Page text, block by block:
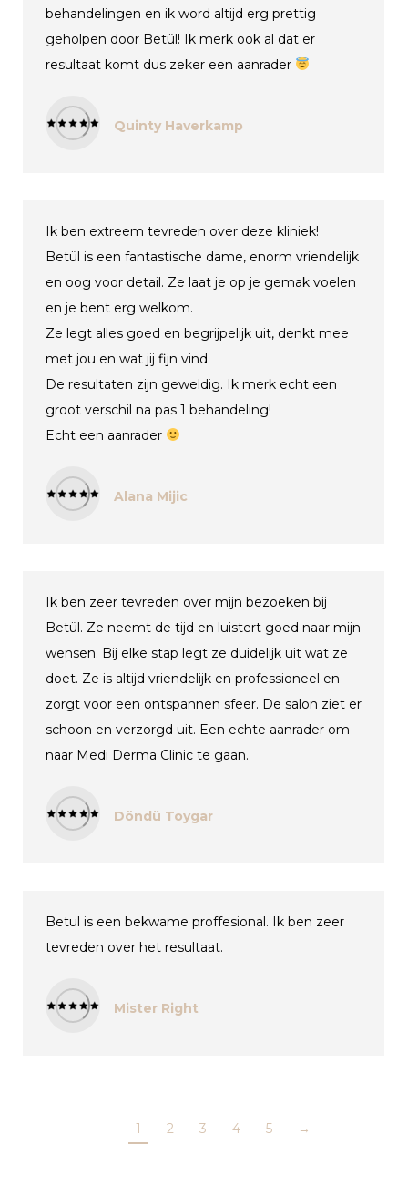
behandelingen en ik word altijd erg prettig
geholpen door Betül! Ik merk ook al dat er
resultaat komt dus zeker een aanrader
Quinty Haverkamp
Ik ben extreem tevreden over deze kliniek!
Betül is een fantastische dame, enorm vriendelijk
en oog voor detail. Ze laat je op je gemak voelen
en je bent erg welkom.
Ze legt alles goed en begrijpelijk uit, denkt mee
met jou en wat jij fijn vind.
De resultaten zijn geweldig. Ik merk echt een
groot verschil na pas 1 behandeling!
Echt een aanrader
Alana Mijic
Ik ben zeer tevreden over mijn bezoeken bij
Betül. Ze neemt de tijd en luistert goed naar mijn
wensen. Bij elke stap legt ze duidelijk uit wat ze
doet. Ze is altijd vriendelijk en professioneel en
zorgt voor een ontspannen sfeer. De salon ziet er
schoon en verzorgd uit. Een echte aanrader om
naar Medi Derma Clinic te gaan.
Döndü Toygar
Betul is een bekwame proffesional. Ik ben zeer
tevreden over het resultaat.
Mister Right
1 2 3 4 5 →